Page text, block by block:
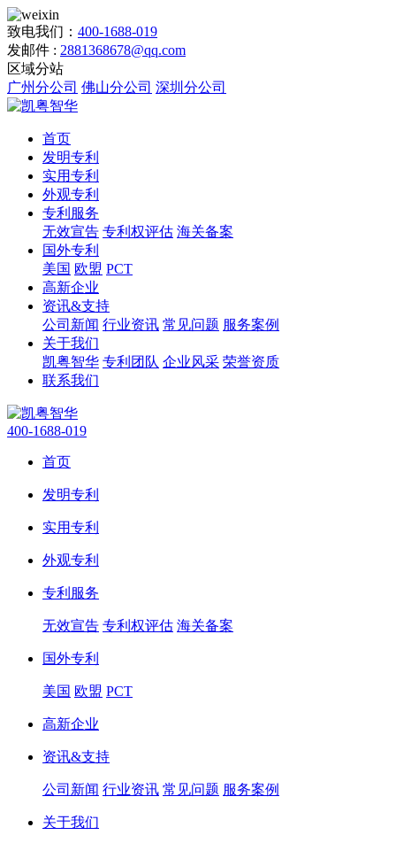
致电我们： 400-1688-019
发邮件 : 2881368678@qq.com
区域分站
广州分公司 佛山分公司 深圳分公司
首页
发明专利
实用专利
外观专利
专利服务
无效宣告 专利权评估 海关备案
国外专利
美国 欧盟 PCT
高新企业
资讯&支持
公司新闻 行业资讯 常见问题 服务案例
关于我们
凯粤智华 专利团队 企业风采 荣誉资质
联系我们
400-1688-019
首页
发明专利
实用专利
外观专利
专利服务
无效宣告 专利权评估 海关备案
国外专利
美国 欧盟 PCT
高新企业
资讯&支持
公司新闻 行业资讯 常见问题 服务案例
关于我们